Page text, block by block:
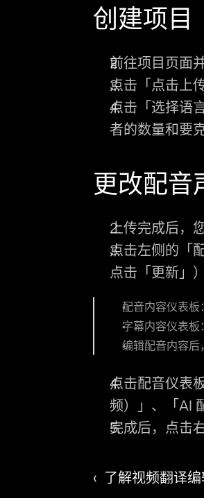
创建项目
前往项目页面
点击 「点击上
点击 「选择语
者的数量和要
更改配音
上传完成后，
点击左侧的 「
点击 「更新」
配音内容仪表板
字幕内容仪表板
编辑配音内容后
点击配音仪表
频）」、「AI
完成后，点击
‹  了解视频翻译